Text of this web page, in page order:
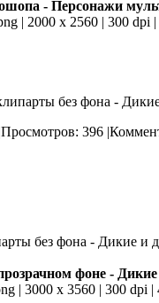
- Персонажи
| 2000 х 2560 | 300 dpi
без фона -
Просмотров: 396 |
фоне -
| 3000 х 3560 | 300 dpi |